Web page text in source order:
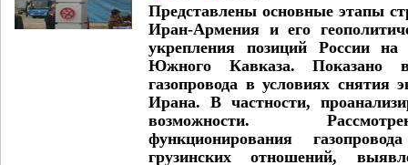
Представлены основные этапы
Иран-Армения и его
укрепления позиций России на
Южного Кавказа. Показано
газопровода в условиях снятия
Ирана. В частности,
возможности.
функционирования
грузинских отношений,